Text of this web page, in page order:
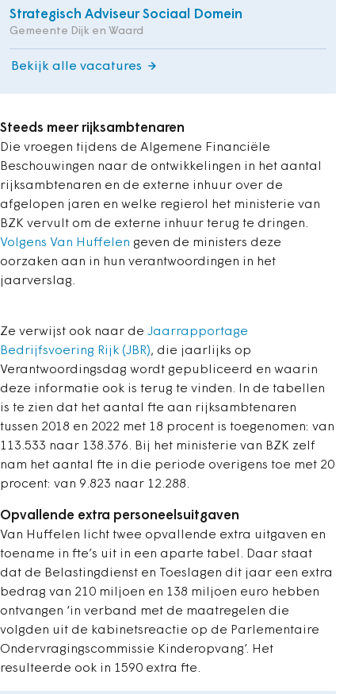
Strategisch Adviseur Sociaal Domein
Gemeente Dijk en Waard
Bekijk alle vacatures
Steeds meer rijksambtenaren
Die vroegen tijdens de Algemene Financiële
Beschouwingen naar de ontwikkelingen in het aantal
rijksambtenaren en de externe inhuur over de
afgelopen jaren en welke regierol het ministerie van
BZK vervult om de externe inhuur terug te dringen.
Volgens Van Huffelen geven de ministers deze
oorzaken aan in hun verantwoordingen in het
jaarverslag.
Ze verwijst ook naar de Jaarrapportage
Bedrijfsvoering Rijk (JBR), die jaarlijks op
Verantwoordingsdag wordt gepubliceerd en waarin
deze informatie ook is terug te vinden. In de tabellen
is te zien dat het aantal fte aan rijksambtenaren
tussen 2018 en 2022 met 18 procent is toegenomen: van
113.533 naar 138.376. Bij het ministerie van BZK zelf
nam het aantal fte in die periode overigens toe met 20
procent: van 9.823 naar 12.288.
Opvallende extra personeelsuitgaven
Van Huffelen licht twee opvallende extra uitgaven en
toename in fte’s uit in een aparte tabel. Daar staat
dat de Belastingdienst en Toeslagen dit jaar een extra
bedrag van 210 miljoen en 138 miljoen euro hebben
ontvangen ‘in verband met de maatregelen die
volgden uit de kabinetsreactie op de Parlementaire
Ondervragingscommissie Kinderopvang’. Het
resulteerde ook in 1590 extra fte.